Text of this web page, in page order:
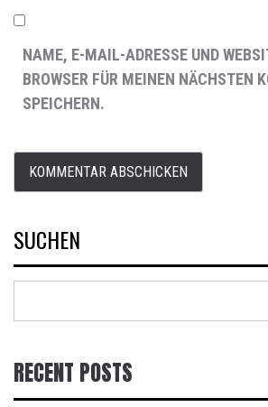
NAME, E-MAIL-ADRESSE UND
BROWSER FÜR MEINEN NÄCHSTEN
SPEICHERN.
SUCHEN
RECENT POSTS